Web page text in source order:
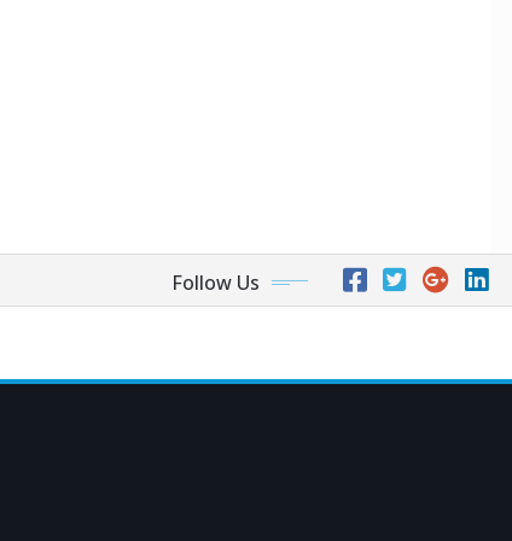
Follow Us